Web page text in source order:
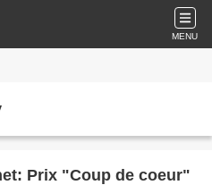
MENU
Prix "Coup de coeur"